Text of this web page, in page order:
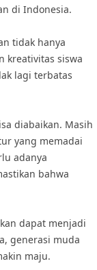
di Indonesia.
tidak hanya
kreativitas siswa
lagi terbatas
diabaikan. Masih
yang memadai
adanya
bahwa
dapat menjadi
generasi muda
maju.